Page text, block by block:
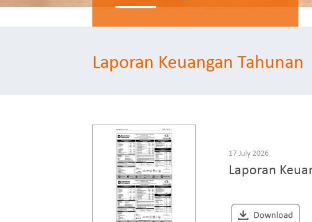
Laporan Keuangan Tahunan
17 July 2026
Laporan